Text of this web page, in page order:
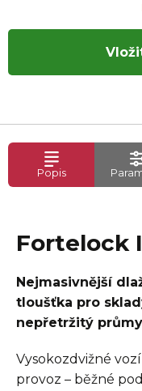
Popis
Fortelock
Nejmasivnější
tloušťka pro
nepřetržitý
Vysokozdvižné
provoz – běžné